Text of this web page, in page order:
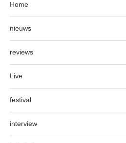
Home
nieuws
reviews
Live
festival
interview